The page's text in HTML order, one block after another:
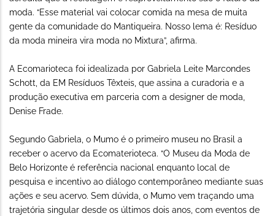
moda. “Esse material vai colocar comida na mesa de muita
gente da comunidade do Mantiqueira. Nosso lema é: Resíduo
da moda mineira vira moda no Mixtura”, afirma.
A Ecomarioteca foi idealizada por Gabriela Leite Marcondes
Schott, da EM Resíduos Têxteis, que assina a curadoria e a
produção executiva em parceria com a designer de moda,
Denise Frade.
Segundo Gabriela, o Mumo é o primeiro museu no Brasil a
receber o acervo da Ecomaterioteca. “O Museu da Moda de
Belo Horizonte é referência nacional enquanto local de
pesquisa e incentivo ao diálogo contemporâneo mediante suas
ações e seu acervo. Sem dúvida, o Mumo vem traçando uma
trajetória singular desde os últimos dois anos, com eventos de